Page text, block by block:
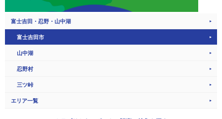
富士吉田・忍野・山中湖
富士吉田市
山中湖
忍野村
三ツ峠
エリア一覧